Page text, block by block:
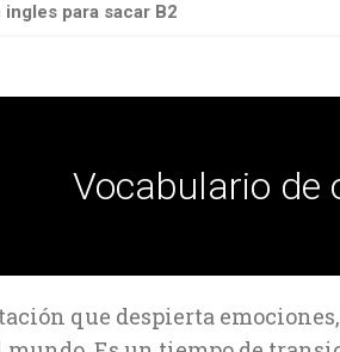
para sacar B2
Vocabulario de
que despierta